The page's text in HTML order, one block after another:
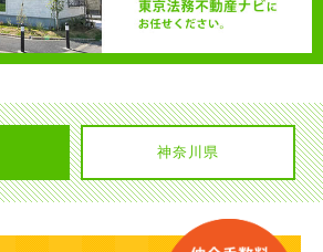
神奈川県